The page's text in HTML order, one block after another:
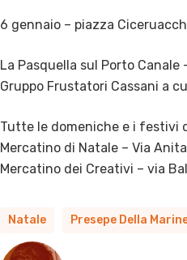
6 gennaio – piazza
La Pasquella sul Porto
Gruppo Frustatori Cassani a
Tutte le domeniche e i festivi
Mercatino di Natale – Via
Mercatino dei Creativi – via
Natale Presepe Della